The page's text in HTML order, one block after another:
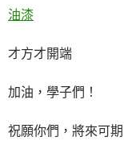
油漆
才方才開端
加油，學子們！
祝願你們，將來可期